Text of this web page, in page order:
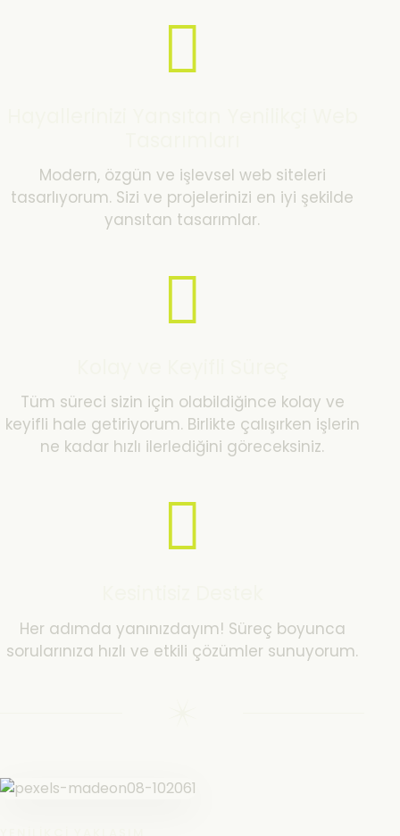
Modern, özgün ve işlevsel web siteleri
tasarlıyorum. Sizi ve projelerinizi en iyi şekilde
yansıtan tasarımlar.
Tüm süreci sizin için olabildiğince kolay ve
keyifli hale getiriyorum. Birlikte çalışırken işlerin
ne kadar hızlı ilerlediğini göreceksiniz.
Her adımda yanınızdayım! Süreç boyunca
sorularınıza hızlı ve etkili çözümler sunuyorum.